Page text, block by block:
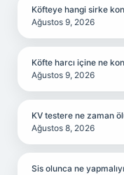
Köfteye hangi sirke
Ağustos 9, 2026
Köfte harcı içine ne
Ağustos 9, 2026
KV testere ne zaman
Ağustos 8, 2026
Sis olunca ne